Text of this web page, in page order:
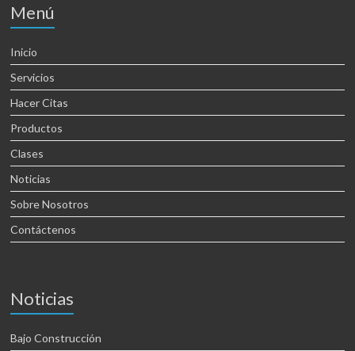
Menú
Inicio
Servicios
Hacer Citas
Productos
Clases
Noticias
Sobre Nosotros
Contáctenos
Noticias
Bajo Construcción